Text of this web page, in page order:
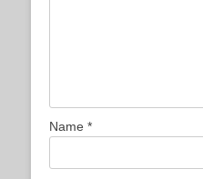
Name *